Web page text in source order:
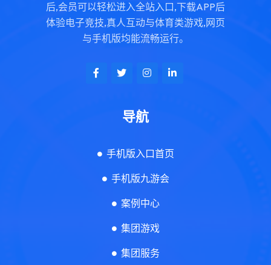
后,会员可以轻松进入全站入口,下载APP后
体验电子竞技,真人互动与体育类游戏,网页
与手机版均能流畅运行。
导航
手机版入口首页
手机版九游会
案例中心
集团游戏
集团服务